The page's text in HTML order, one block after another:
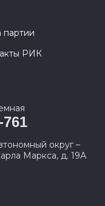
РИК
761
округ –
Маркса, д. 19А